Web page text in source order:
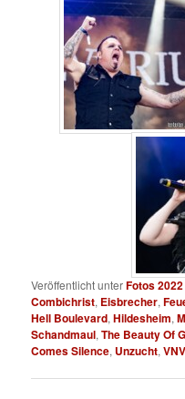
Veröffentlicht unterFotos 2022
Combichrist, Eisbrecher,
Hell Boulevard,Hildesheim,
Schandmaul,The Beauty Of
Comes Silence, Unzucht,